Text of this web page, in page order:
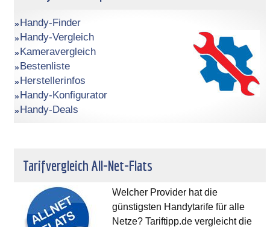
Handy-Finder
Handy-Vergleich
Kameravergleich
Bestenliste
Herstellerinfos
Handy-Konfigurator
Handy-Deals
Tarifvergleich All-Net-Flats
Welcher Provider hat die
günstigsten Handytarife für alle
Netze? Tariftipp.de vergleicht die